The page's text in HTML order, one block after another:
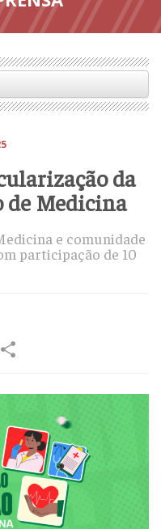
da
de Medicina
e comunidade
participação de 10
Print